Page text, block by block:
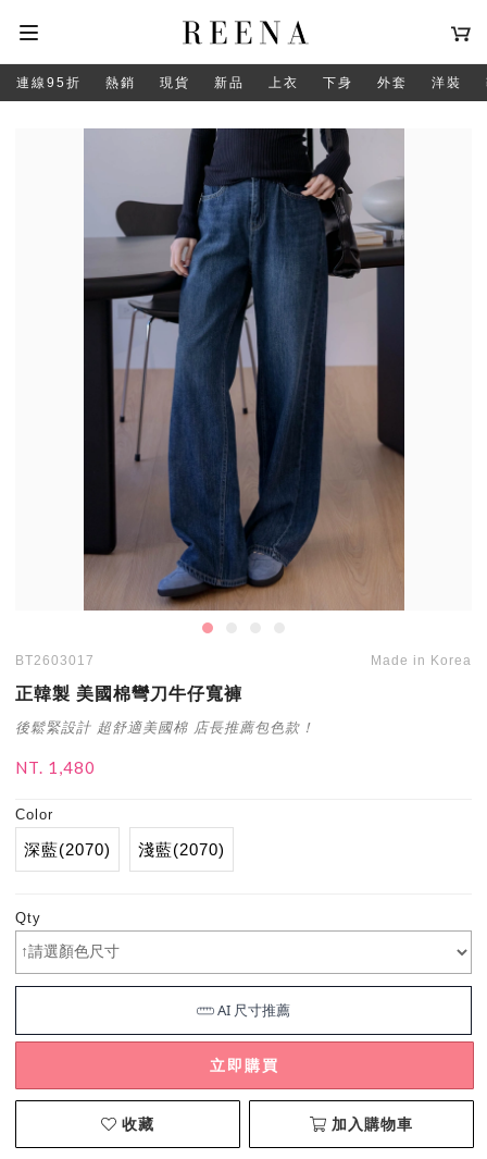
連線95折 熱銷 現貨 新品 上衣 下身 外套 洋裝
BT2603017 Made in Korea
正韓製 美國棉彎刀牛仔寬褲
後鬆緊設計 超舒適美國棉 店長推薦包色款！
NT. 1,480
Color
深藍(2070) 淺藍(2070)
Qty
立即購買
收藏 加入購物車